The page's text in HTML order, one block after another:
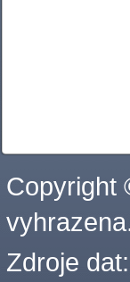
Copyright
Zdroje dat: